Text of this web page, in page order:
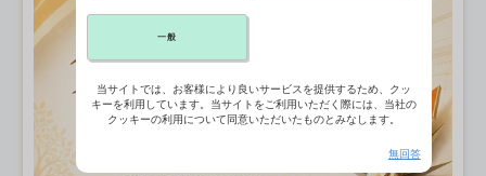
一般
当サイトでは、お客様により良いサービスを提供するため、クッ
キーを利用しています。当サイトをご利用いただく際には、当社の
クッキーの利用について同意いただいたものとみなします。
無回答